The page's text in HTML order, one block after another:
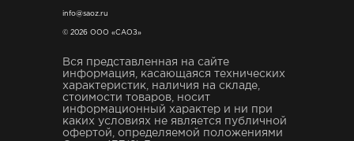
info@saoz.ru
© 2026 ООО «САОЗ»
Вся представленная на сайте
информация, касающаяся технических
характеристик, наличия на складе,
стоимости товаров, носит
информационный характер и ни при
каких условиях не является публичной
офертой, определяемой положениями